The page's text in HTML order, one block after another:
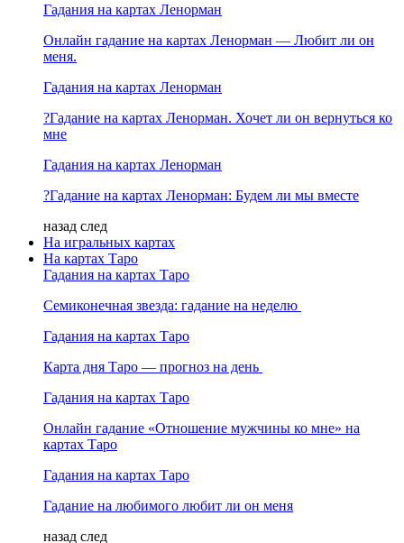
Гадания на картах Ленорман
Онлайн гадание на картах Ленорман — Любит ли он
меня.
Гадания на картах Ленорман
?Гадание на картах Ленорман. Хочет ли он вернуться ко
мне
Гадания на картах Ленорман
?Гадание на картах Ленорман: Будем ли мы вместе
назад след
На игральных картах
На картах Таро
Гадания на картах Таро
Семиконечная звезда: гадание на неделю
Гадания на картах Таро
Карта дня Таро — прогноз на день
Гадания на картах Таро
Онлайн гадание «Отношение мужчины ко мне» на
картах Таро
Гадания на картах Таро
Гадание на любимого любит ли он меня
назад след